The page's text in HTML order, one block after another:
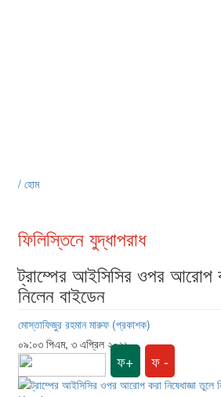
/ হোম
ফিলিস্তিনে যুদ্ধাপরাধ
ট্রাম্পের আইসিসির ওপর আরোপ
নিলেন বাইডেন
মোস্তাফিজুর রহমান মারুফ (প্রকাশক)
০৯:০৩ পিএম, ৩ এপ্রিল ২০২১
ফ+ ফ -